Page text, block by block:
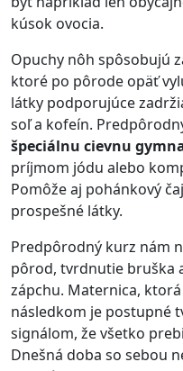
kúsok ovocia.
Opuchy nôh spôsobujú
ktoré po pôrode opäť
látky podporujúce
soľ a kofeín.
špeciálnu cievnu
príjmom jódu alebo
Pomôže aj pohánkový
prospešné látky.
Predpôrodný kurz nám
pôrod, tvrdnutie bruška
zápchu. Maternica,
následkom je postupné
signálom, že všetko
Dnešná doba so sebou